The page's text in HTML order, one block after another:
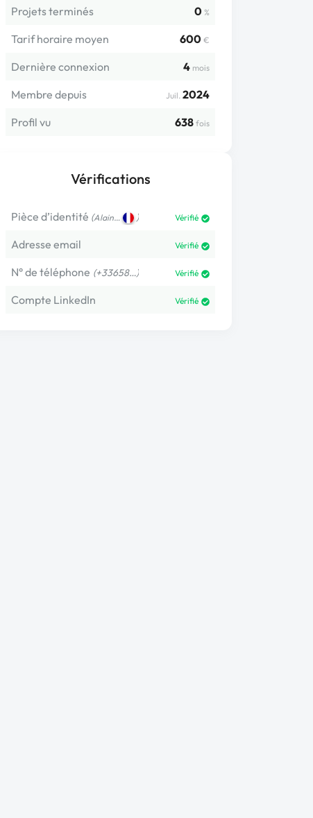
Projets terminés 0 %
Tarif horaire moyen 600 €
Dernière connexion 4 mois
Membre depuis Juil. 2024
Profil vu
638 fois
Vérifications
Pièce d’identité (Alain… ) Vérifié
Adresse email Vérifié
N° de téléphone (+33658…) Vérifié
Compte LinkedIn Vérifié